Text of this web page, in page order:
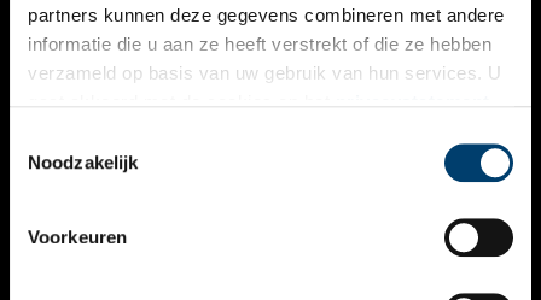
partners kunnen deze gegevens combineren met andere
informatie die u aan ze heeft verstrekt of die ze hebben
verzameld op basis van uw gebruik van hun services. U
Noodzakelijk
Voorkeuren
NIEUWS
KALENDER
ACTIVITEITEN